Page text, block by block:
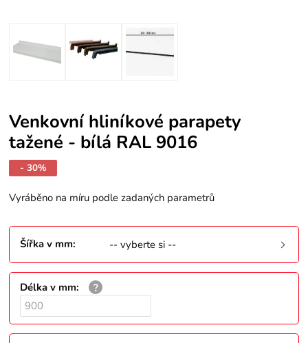
Venkovní hliníkové parapety
tažené - bílá RAL 9016
- 30%
Vyráběno na míru podle zadaných parametrů
Šířka v mm: -- vyberte si --
Délka v mm: